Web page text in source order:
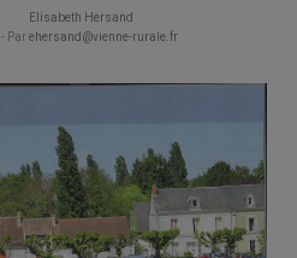
- Par
Elisabeth Hersand
ehersand@vienne-rurale.fr